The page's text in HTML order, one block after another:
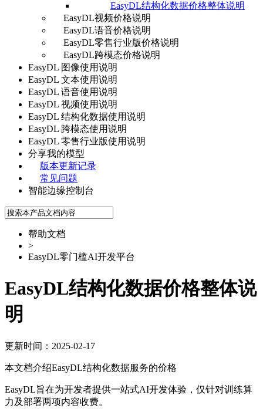
EasyDL结构化数据价格整体说明
EasyDL视频价格说明
EasyDL语音价格说明
EasyDL零售行业版价格说明
EasyDL跨模态价格说明
EasyDL 图像使用说明
EasyDL 文本使用说明
EasyDL 语音使用说明
EasyDL 视频使用说明
EasyDL 结构化数据使用说明
EasyDL 跨模态使用说明
EasyDL 零售行业版使用说明
分享我的模型
版本更新记录
常见问题
智能边缘控制台
帮助文档
>
EasyDL零门槛AI开发平台
EasyDL结构化数据价格整体说
明
更新时间 ： 2025-02-17
本文档介绍EasyDL结构化数据服务的价格
EasyDL旨在为开发者提供一站式AI开发体验，仅针对训练算
力及部署两项内容收费。